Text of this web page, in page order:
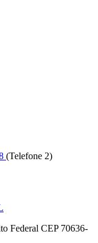
(Telefone 2)
Federal CEP 70636-